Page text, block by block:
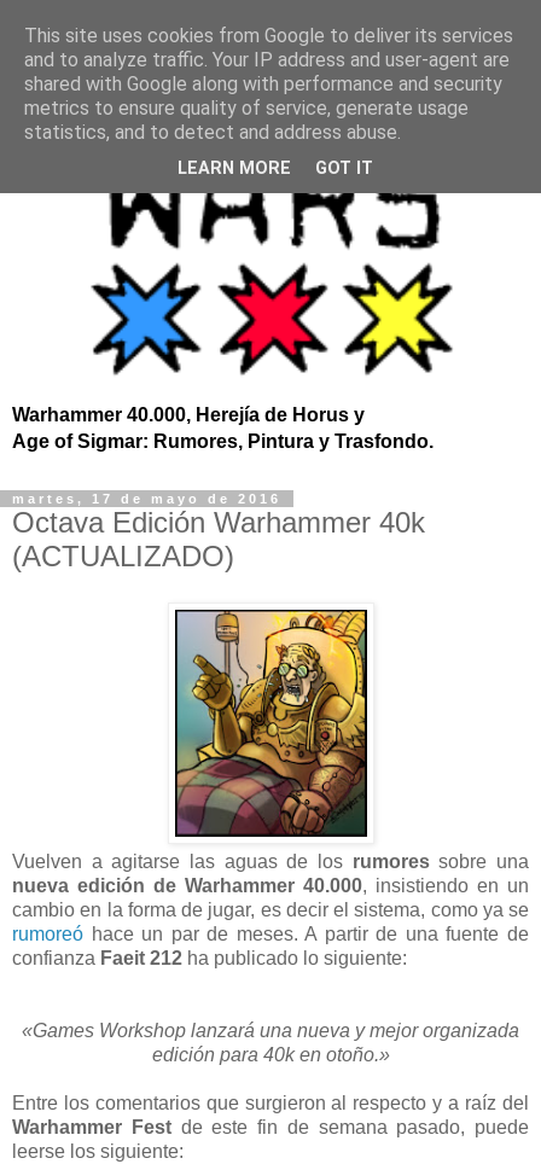
Warhammer 40.000, Herejía de Horus y
Age of Sigmar: Rumores, Pintura y Trasfondo.
martes, 17 de mayo de 2016
Octava Edición Warhammer 40k
(ACTUALIZADO)
Vuelven a agitarse las aguas de los rumoressobre una
nueva edición de Warhammer 40.000, insistiendo en un
cambio en la forma de jugar, es decir el sistema, como ya se
rumoreó hace un par de meses. A partir de una fuente de
confianza Faeit 212 ha publicado lo siguiente:
«Games Workshop lanzará una nueva y mejor organizada
edición para 40k en otoño.»
Entre los comentarios que surgieron al respecto y a raíz del
Warhammer Festde este fin de semana pasado, puede
leerse los siguiente:
This site uses cookies from Google to deliver its services
and to analyze traffic. Your IP address and user-agent are
shared with Google along with performance and security
metrics to ensure quality of service, generate usage
statistics, and to detect and address abuse.
LEARN MORE GOT IT